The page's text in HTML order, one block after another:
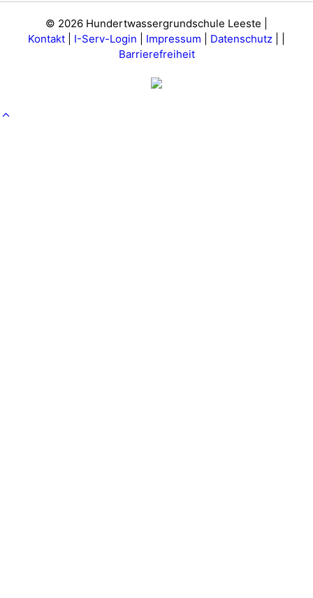
© 2026 Hundertwassergrundschule Leeste |
Kontakt
I-Serv-Login Impressum Datenschutz
Barrierefreiheit